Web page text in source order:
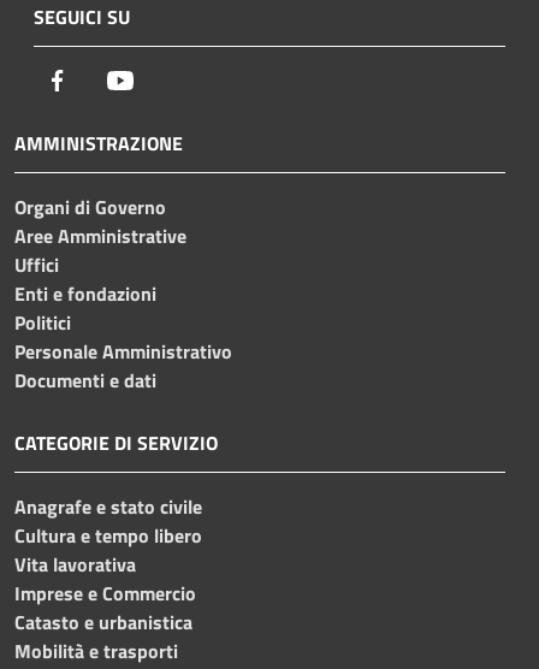
SEGUICI SU
Facebook
AMMINISTRAZIONE
Organi di Governo
Aree Amministrative
Uffici
Enti e fondazioni
Politici
Personale Amministrativo
Documenti e dati
CATEGORIE DI SERVIZIO
Anagrafe e stato civile
Cultura e tempo libero
Vita lavorativa
Imprese e Commercio
Catasto e urbanistica
Mobilità e trasporti